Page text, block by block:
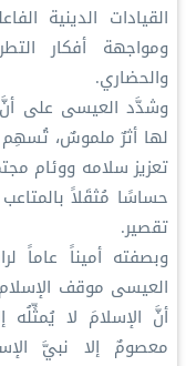
القيادات الدينية
ومواجهة أفكار
والحضاري.
وشدَّد العيسى على أنَّ
لها أثرٌ ملموسٌ،
تعزيز سلامه ووئام
حساسًا مُثقَلاً
تقصير.
وبصفته أميناً عاماً
العيسى موقف
أنَّ الإسلامَ لا
معصومٌ إلا نبيَّ